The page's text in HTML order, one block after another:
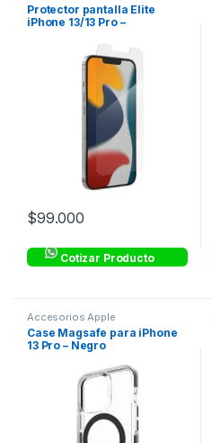
Protector pantalla Elite
iPhone 13/13 Pro –
$99.000
Cotizar Producto
Accesorios Apple
Case Magsafe para iPhone
13 Pro – Negro